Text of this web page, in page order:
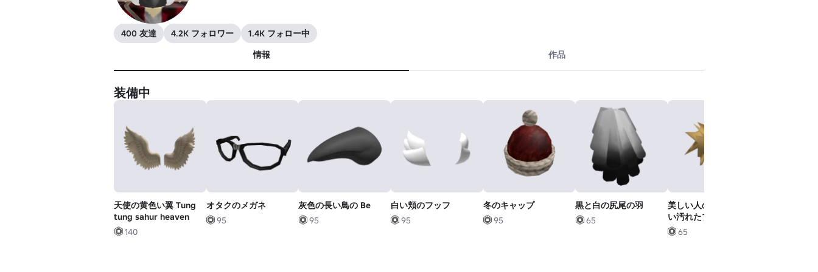
400 友達 4.2K フォロワー
1.4K フォロー中
情報
作品
装備中
天使の黄色い翼 Tung
tung sahur heaven
140
オタクのメガネ
95
灰色の長い鳥の Be
95
白い頬のフッフ
95
冬のキャップ
95
黒と白の尻尾の羽
65
美しい人のための美し
い汚れたブロンドの髪
65